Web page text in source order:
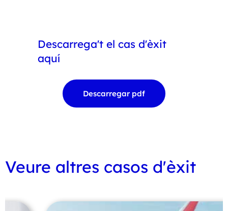
Descarrega't el cas d'èxit
aquí
Descarregar pdf
Veure altres casos d'èxit